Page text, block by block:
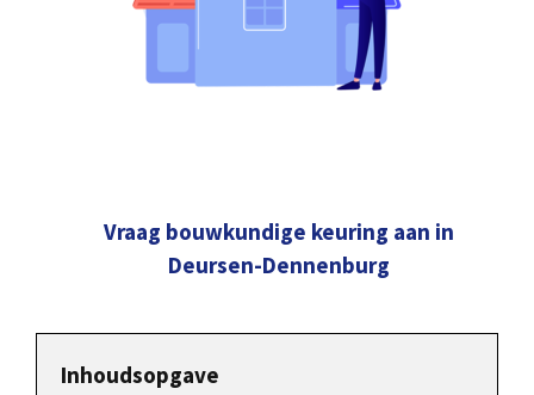
Vraag bouwkundige keuring aan in
Deursen-Dennenburg
Inhoudsopgave